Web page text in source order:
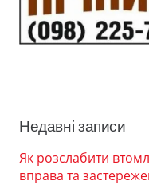
Недавні записи
Як розслабити
вправа та